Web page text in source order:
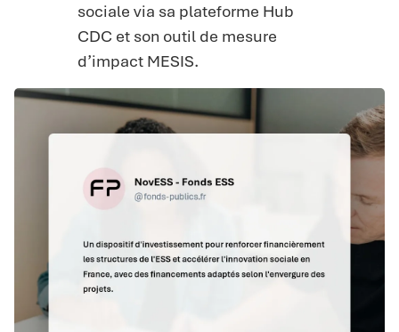
sociale via sa plateforme Hub
CDC et son outil de mesure
d’impact MESIS.